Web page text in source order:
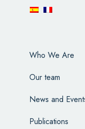
Who We Are
Our team
News and
Publications